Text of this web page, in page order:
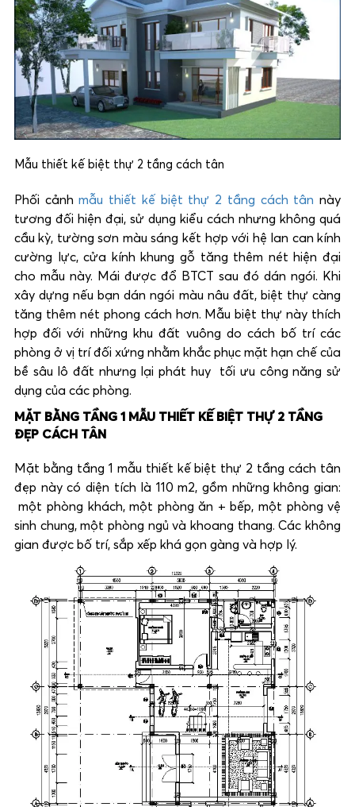
Mẫu thiết kế biệt thự 2 tầng cách tân
Phối cảnhmẫu thiết kế biệt thự 2 tầng cách tân này
tương đối hiện đại, sử dụng kiểu cách nhưng không quá
cầu kỳ, tường sơn màu sáng kết hợp với hệ lan can kính
cường lực, cửa kính khung gỗ tăng thêm nét hiện đại
cho mẫu này. Mái được đổ BTCT sau đó dán ngói. Khi
xây dựng nếu bạn dán ngói màu nâu đất, biệt thự càng
tăng thêm nét phong cách hơn. Mẫu biệt thự này thích
hợp đối với những khu đất vuông do cách bố trí các
phòng ở vị trí đối xứng nhằm khắc phục mặt hạn chế của
bề sâu lô đất nhưng lại phát huy tối ưu công năng sử
dụng của các phòng.
MẶT BẰNG TẦNG 1 MẪU THIẾT KẾ BIỆT THỰ 2 TẦNG
ĐẸP CÁCH TÂN
Mặt bằng tầng 1 mẫu thiết kế biệt thự 2 tầng cách tân
đẹp này có diện tích là 110 m2, gồm những không gian:
một phòng khách, một phòng ăn + bếp, một phòng vệ
sinh chung, một phòng ngủ và khoang thang. Các không
gian được bố trí, sắp xếp khá gọn gàng và hợp lý.